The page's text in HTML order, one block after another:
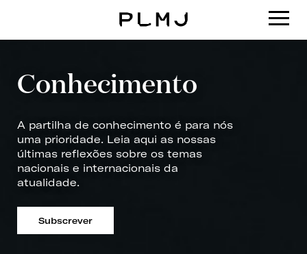
Conhecimento
A partilha de conhecimento é para nós
uma prioridade. Leia aqui as nossas
últimas reflexões sobre os temas
nacionais e internacionais da
atualidade.
Subscrever